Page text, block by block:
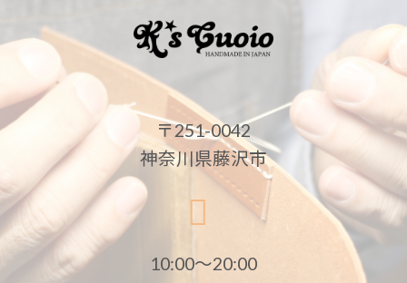
〒251-0042
神奈川県藤沢市
10:00〜20:00